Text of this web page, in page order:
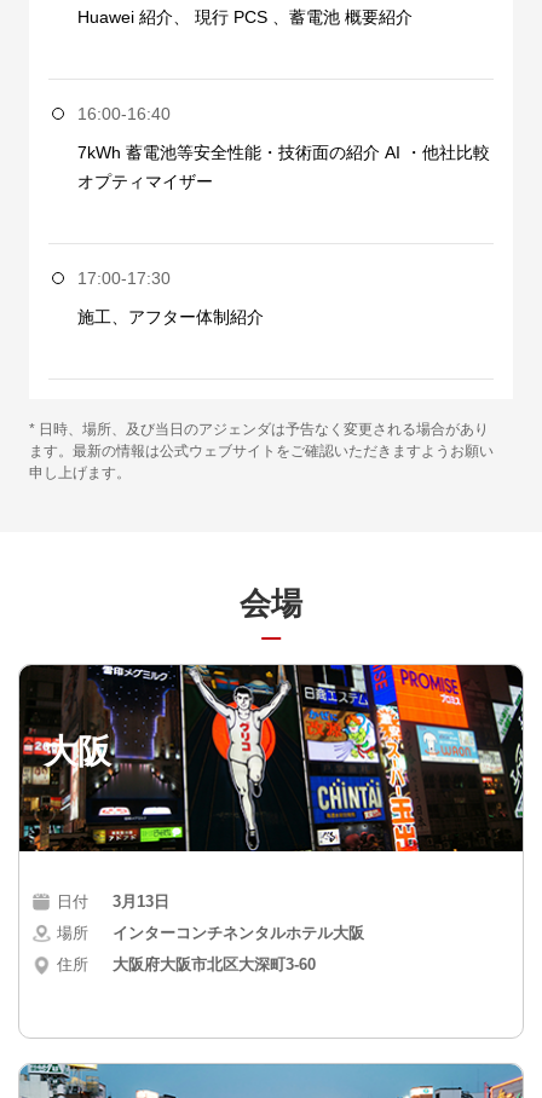
Huawei 紹介、 現行 PCS 、蓄電池 概要紹介
16:00-16:40
7kWh 蓄電池等安全性能・技術面の紹介 AI ・他社比較
オプティマイザー
17:00-17:30
施工、アフター体制紹介
* 日時、場所、及び当日のアジェンダは予告なく変更される場合があり
ます。最新の情報は公式ウェブサイトをご確認いただきますようお願い
申し上げます。
会場
大阪
日付
3月13日
場所
インターコンチネンタルホテル大阪
住所
大阪府大阪市北区大深町3-60